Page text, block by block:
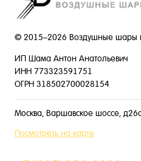
© 2015–2026 Воздушные шары в
ИП Шама Антон Анатольевич
ИНН 773323591751
ОГРН 318502700028154
Москва, Варшавское шоссе,
Посмотреть на карте